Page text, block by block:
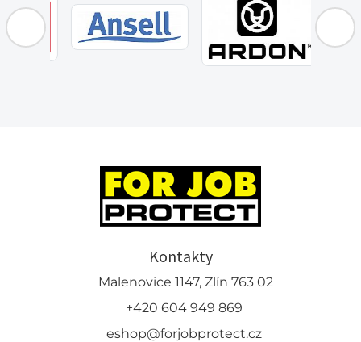
Kontakty
Malenovice 1147, Zlín 763 02
+420 604 949 869
eshop@forjobprotect.cz